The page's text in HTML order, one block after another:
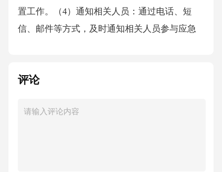
置工作。（4）通知相关人员：通过电话、短
信、邮件等方式，及时通知相关人员参与应急
给相关部门和人员。具体要求（1）报告：在发
发生时间、地点、影响范围等。（2）风险评
评论